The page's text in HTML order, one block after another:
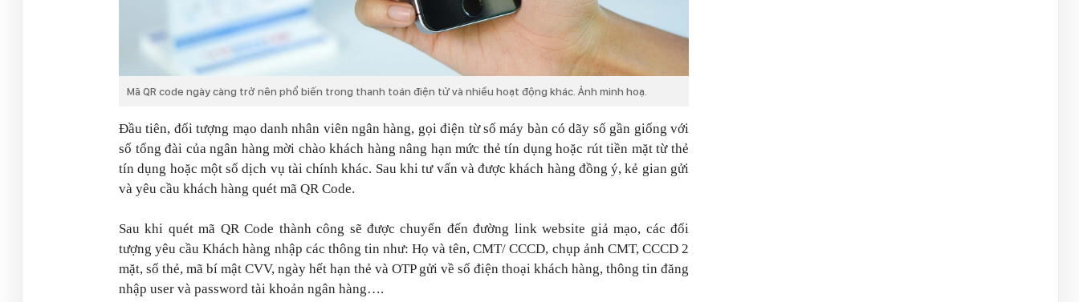
Mã QR code ngày càng trở nên phổ biến trong thanh toán điện tử và nhiều hoạt động khác. Ảnh minh hoạ.
Đầu tiên, đối tượng mạo danh nhân viên ngân hàng, gọi điện từ số máy bàn có dãy số gần giống với
số tổng đài của ngân hàng mời chào khách hàng nâng hạn mức thẻ tín dụng hoặc rút tiền mặt từ thẻ
tín dụng hoặc một số dịch vụ tài chính khác. Sau khi tư vấn và được khách hàng đồng ý, kẻ gian gửi
và yêu cầu khách hàng quét mã QR Code.
Sau khi quét mã QR Code thành công sẽ được chuyển đến đường link website giả mạo, các đối
tượng yêu cầu Khách hàng nhập các thông tin như: Họ và tên, CMT/ CCCD, chụp ảnh CMT, CCCD 2
mặt, số thẻ, mã bí mật CVV, ngày hết hạn thẻ và OTP gửi về số điện thoại khách hàng, thông tin đăng
nhập user và password tài khoản ngân hàng….